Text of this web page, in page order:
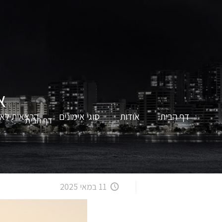
דף הבית אודות סוגי אימונים הרצאות
דף הבית
11 במאי 2025